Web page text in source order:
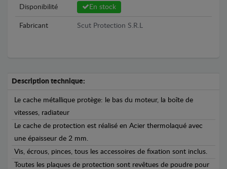
Disponibilité En stock
Fabricant Scut Protection S.R.L
Description technique:
Le cache métallique protège: le bas du moteur, la boîte de
vitesses, radiateur
Le cache de protection est réalisé en Acier thermolaqué avec
une épaisseur de 2 mm.
Vis, écrous, pinces, tous les accessoires de fixation sont inclus.
Toutes les plaques de protection sont revêtues de poudre pour